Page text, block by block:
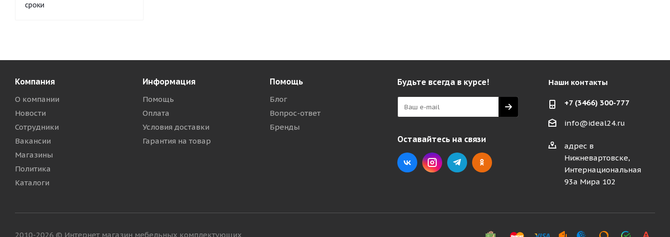
сроки
Компания
О компании
Новости
Сотрудники
Вакансии
Магазины
Политика
Каталоги
Информация
Помощь
Оплата
Условия доставки
Гарантия на товар
Помощь
Блог
Вопрос-ответ
Бренды
Будьте всегда в курсе!
Оставайтесь на связи
Наши контакты
+7 (3466) 300-777
info@ideal24.ru
адрес в
Нижневартовске,
Интернациональная
93а Мира 102
2010-2026 © Интернет магазин мебельных комплектующих